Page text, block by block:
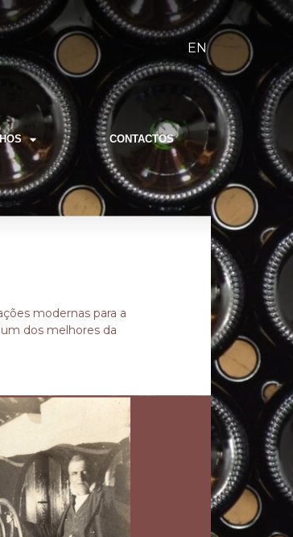
EN
CONTACTOS
modernas para a
dos melhores da